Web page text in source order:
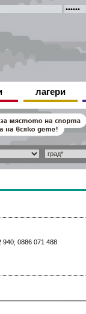
лагери
940; 0886 071 488